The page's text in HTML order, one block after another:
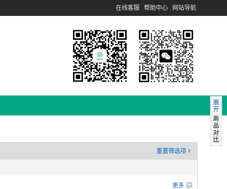
在线客服 帮助中心 网站导航
重置筛选项'
更多 6
展
开
商
品
对
比